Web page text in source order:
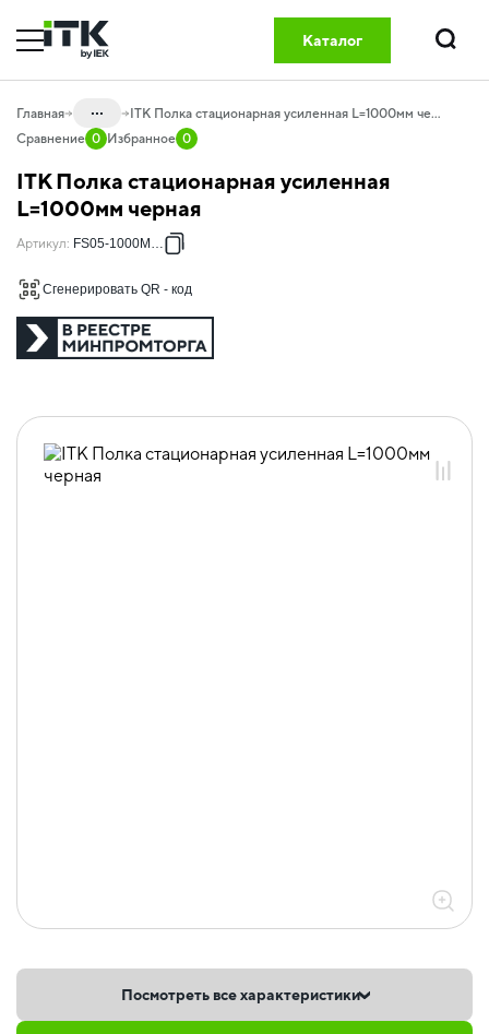
Каталог
Поиск
Главная ...
20.01 Шкафы телекоммуникационные
20.01.08 Комплектующие и
аксессуары для шкафов и стоек
20.01.08.01 Полки, уголки, ящики
ITK Полка стационарная усиленная L=1000мм черная
Сравнение 0 Избранное 0
ITK Полка стационарная усиленная
L=1000мм черная
Артикул: FS05-1000MP-R
Сгенерировать QR - код
Посмотреть все характеристики